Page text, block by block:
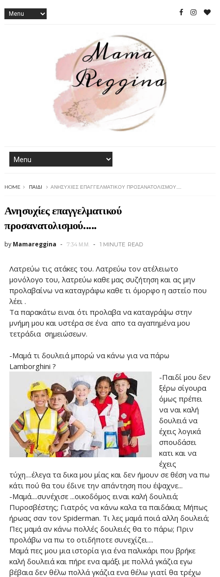
HOME ΠΑΙΔΊ ΑΝΗΣΥΧΊΕΣ ΕΠΑΓΓΕΛΜΑΤΙΚΟΎ ΠΡΟΣΑΝΑΤΟΛΙΣΜΟΎ.....
Ανησυχίες επαγγελματικού
προσανατολισμού.....
by Mamareggina 7:34 Μ.Μ. 1 MINUTE READ
Λατρεύω τις ατάκες του. Λατρεύω τον ατέλειωτο
μονόλογο του, λατρεύω καθε μας συζήτηση και ας μην
προλαβαίνω να καταγράφω καθε τι όμορφο η αστείο που
λέει .
Τα παρακάτω ειναι ότι προλαβα να καταγράψω στην
μνήμη μου και υστέρα σε ένα απο τα αγαπημένα μου
τετράδια σημειώσεων.
-Μαμά τι δουλειά μπορώ να κάνω για να πάρω
Lamborghini ?
-Παιδί μου δεν
ξέρω σίγουρα
όμως πρέπει
να ναι καλή
δουλειά να
έχεις λογικά
σπουδάσει
κατι και να
έχεις
τύχη....έλεγα τα δικα μου μίας και δεν ήμουν σε θέση να πω
κάτι πού θα του έδινε την απάντηση που έψαχνε...
-Μαμά....συνέχισε ...οικοδόμος ειναι καλή δουλειά;
Πυροσβέστης; Γιατρός να κάνω καλα τα παιδάκια; Μήπως
ήρωας σαν τον Spiderman. Τι λες μαμά ποιά αλλη δουλειά;
Πες μαμά αν κάνω πολλές δουλειές θα το πάρω; Πριν
προλάβω να πω το οτιδήποτε συνεχίζει....
Μαμά πες μου μια ιστορία για ένα παλικάρι που βρήκε
καλή δουλειά και πήρε ενα αμάξι με πολλά γκάζια εγω
βέβαια δεν θέλω πολλά γκάζια ενα θέλω γιατί θα τρέχω